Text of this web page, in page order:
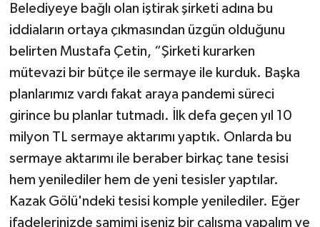
Belediyeye bağlı olan iştirak şirketi adına bu
iddiaların ortaya çıkmasından üzgün olduğunu
belirten Mustafa Çetin, “Şirketi kurarken
mütevazi bir bütçe ile sermaye ile kurduk. Başka
planlarımız vardı fakat araya pandemi süreci
girince bu planlar tutmadı. İlk defa geçen yıl 10
milyon TL sermaye aktarımı yaptık. Onlarda bu
sermaye aktarımı ile beraber birkaç tane tesisi
hem yenilediler hem de yeni tesisler yaptılar.
Kazak Gölü'ndeki tesisi komple yenilediler. Eğer
ifadelerinizde samimi iseniz bir çalışma yapalım ve